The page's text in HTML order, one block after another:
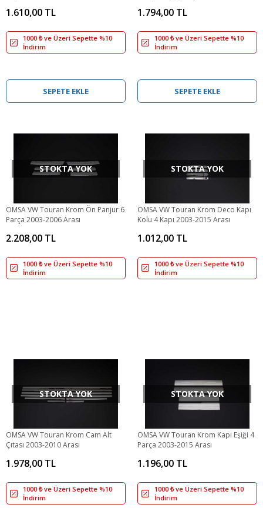
1.610,00 TL
1000 ₺ ve Üzeri Sepette %10
İndirim
SEPETE EKLE
1.794,00 TL
1000 ₺ ve Üzeri Sepette %10
İndirim
SEPETE EKLE
STOKTA YOK
OMSA VW Touran Krom Ön Panjur 6
Parça 2003-2006 Arası
2.208,00 TL
1000 ₺ ve Üzeri Sepette %10
İndirim
STOKTA YOK
OMSA VW Touran Krom Deco Kapı
Kolu 4 Kapı 2003-2015 Arası
1.012,00 TL
1000 ₺ ve Üzeri Sepette %10
İndirim
STOKTA YOK
OMSA VW Touran Krom Cam Alt
Çıtası 2003-2010 Arası
1.978,00 TL
1000 ₺ ve Üzeri Sepette %10
İndirim
STOKTA YOK
OMSA VW Touran Krom Kapı Eşiği 4
Parça 2003-2015 Arası
1.196,00 TL
1000 ₺ ve Üzeri Sepette %10
İndirim